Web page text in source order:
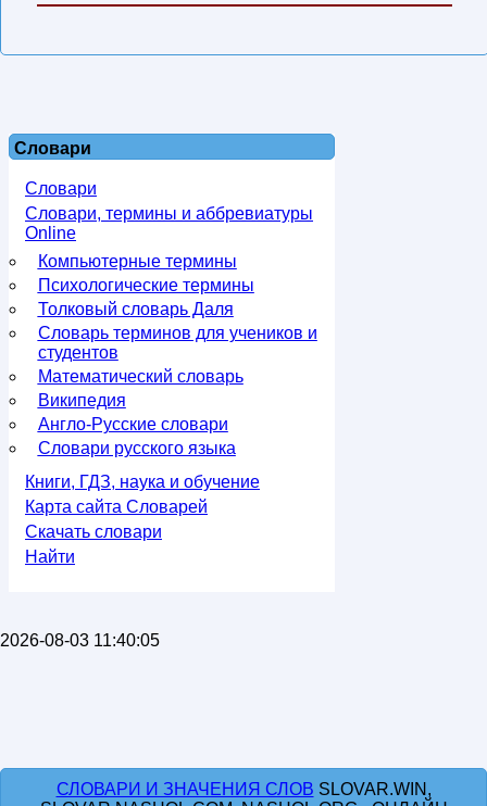
Словари
Словари
Словари, термины и аббревиатуры
Online
Компьютерные термины
Психологические термины
Толковый словарь Даля
Словарь терминов для учеников и
студентов
Математический словарь
Википедия
Англо-Русские словари
Словари русского языка
Книги, ГДЗ, наука и обучение
Карта сайта Словарей
Скачать словари
Найти
2026-08-03 11:40:05
СЛОВАРИ И ЗНАЧЕНИЯ СЛОВ SLOVAR.WIN,